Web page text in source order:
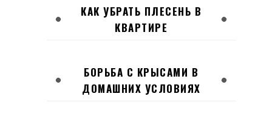
КАК УБРАТЬ ПЛЕСЕНЬ В
КВАРТИРЕ
БОРЬБА С КРЫСАМИ В
ДОМАШНИХ УСЛОВИЯХ